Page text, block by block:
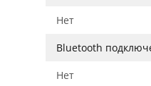
Нет
Bluetooth
Нет